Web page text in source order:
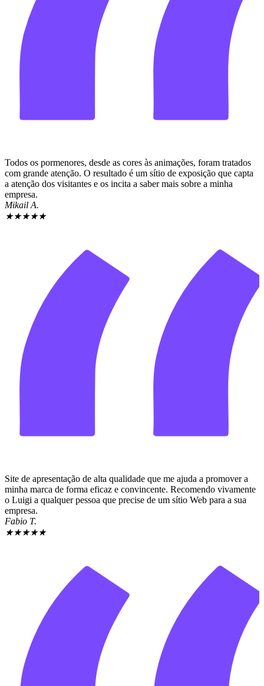
Todos os pormenores, desde as cores às animações, foram tratados
com grande atenção. O resultado é um sítio de exposição que capta
a atenção dos visitantes e os incita a saber mais sobre a minha
empresa.
Mikail A.
★★★★★
Site de apresentação de alta qualidade que me ajuda a promover a
minha marca de forma eficaz e convincente. Recomendo vivamente
o Luigi a qualquer pessoa que precise de um sítio Web para a sua
empresa.
Fabio T.
★★★★★